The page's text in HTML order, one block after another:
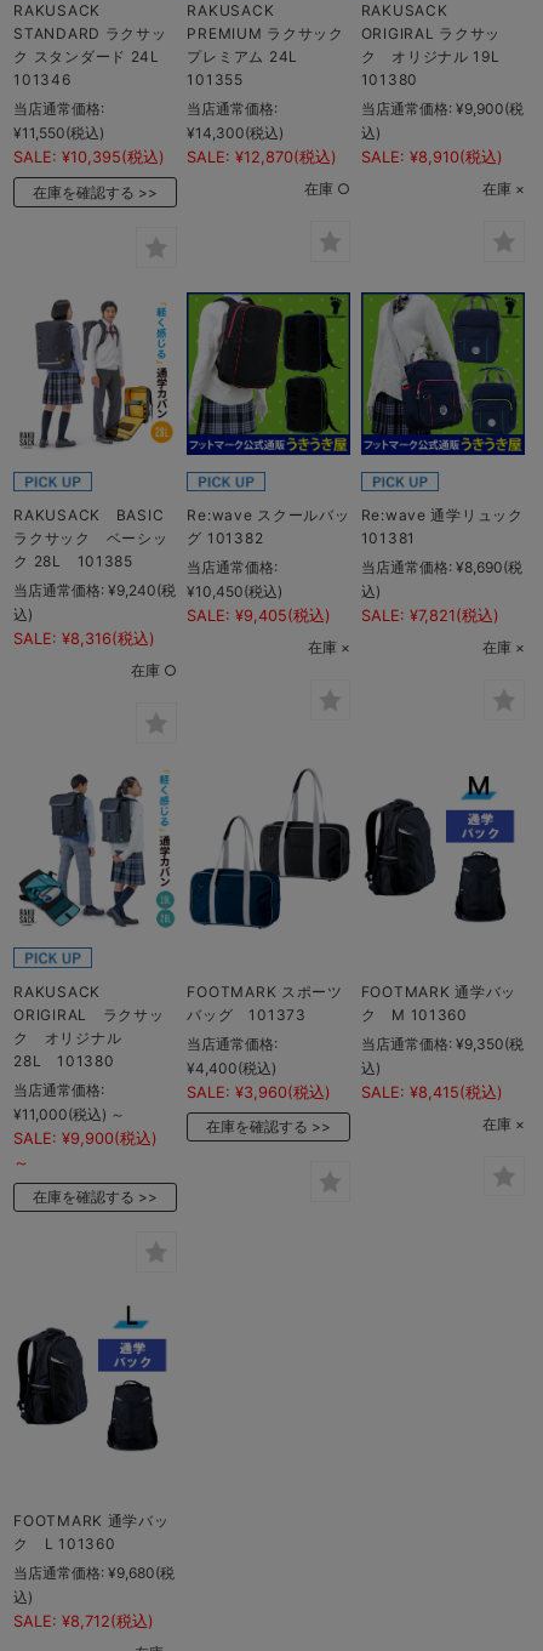
RAKUSACK
STANDARD ラクサッ
ク スタンダード 24L
101346
当店通常価格:
¥11,550(税込)
SALE: ¥10,395(税込)
在庫を確認する
RAKUSACK
PREMIUM ラクサック
プレミアム 24L
101355
当店通常価格:
¥14,300(税込)
SALE: ¥12,870(税込)
在庫 ○
RAKUSACK
ORIGIRAL ラクサッ
ク オリジナル 19L
101380
当店通常価格: ¥9,900(税
込)
SALE: ¥8,910(税込)
在庫 ×
RAKUSACK BASIC
ラクサック ベーシッ
ク 28L 101385
当店通常価格: ¥9,240(税
込)
SALE: ¥8,316(税込)
在庫 ○
Re:wave スクールバッ
グ 101382
当店通常価格:
¥10,450(税込)
SALE: ¥9,405(税込)
在庫 ×
Re:wave 通学リュック
101381
当店通常価格: ¥8,690(税
込)
SALE: ¥7,821 (税込)
在庫 ×
RAKUSACK
ORIGIRAL ラクサッ
ク オリジナル
28L 101380
当店通常価格:
¥11,000(税込) ～
SALE: ¥9,900(税込)
～
在庫を確認する
FOOTMARK スポーツ
バッグ 101373
当店通常価格:
¥4,400(税込)
SALE: ¥3,960(税込)
在庫を確認する
FOOTMARK 通学バッ
ク M 101360
当店通常価格: ¥9,350(税
込)
SALE: ¥8,415(税込)
在庫 ×
FOOTMARK 通学バッ
ク L 101360
当店通常価格: ¥9,680(税
込)
SALE: ¥8,712(税込)